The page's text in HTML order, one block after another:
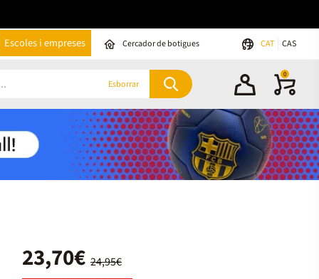
Escoles i empreses Cercador de botigues CAT CAS
Esborrar
0
24,95€
23,70€